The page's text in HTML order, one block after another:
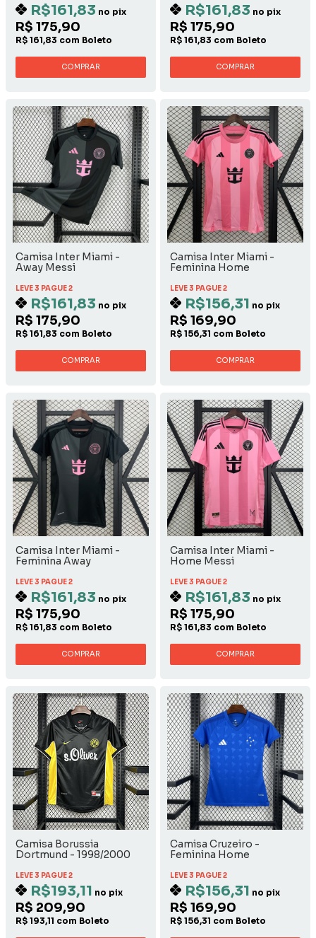
R$161,83 no pix
R$ 175,90
R$ 161,83 com Boleto
COMPRAR
R$161,83 no pix
R$ 175,90
R$ 161,83 com Boleto
COMPRAR
Camisa Inter Miami -
Away Messi
LEVE 3 PAGUE 2
R$161,83 no pix
R$ 175,90
R$ 161,83 com Boleto
COMPRAR
Camisa Inter Miami -
Feminina Home
LEVE 3 PAGUE 2
R$156,31 no pix
R$ 169,90
R$ 156,31 com Boleto
COMPRAR
Camisa Inter Miami -
Feminina Away
LEVE 3 PAGUE 2
R$161,83 no pix
R$ 175,90
R$ 161,83 com Boleto
COMPRAR
Camisa Inter Miami -
Home Messi
LEVE 3 PAGUE 2
R$161,83 no pix
R$ 175,90
R$ 161,83 com Boleto
COMPRAR
Camisa Borussia
Dortmund - 1998/2000
LEVE 3 PAGUE 2
R$193,11 no pix
R$ 209,90
R$ 193,11 com Boleto
Camisa Cruzeiro -
Feminina Home
LEVE 3 PAGUE 2
R$156,31 no pix
R$ 169,90
R$ 156,31 com Boleto